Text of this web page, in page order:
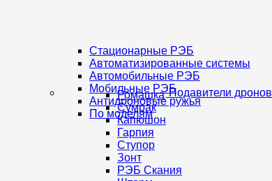
Подавители дронов
Стационарные РЭБ
Автоматизированные системы
Автомобильные РЭБ
Мобильные РЭБ
Антидроновые ружья
По моделям
Ромашка
Сумрак
Капюшон
Гарпия
Ступор
Зонт
РЭБ Скания